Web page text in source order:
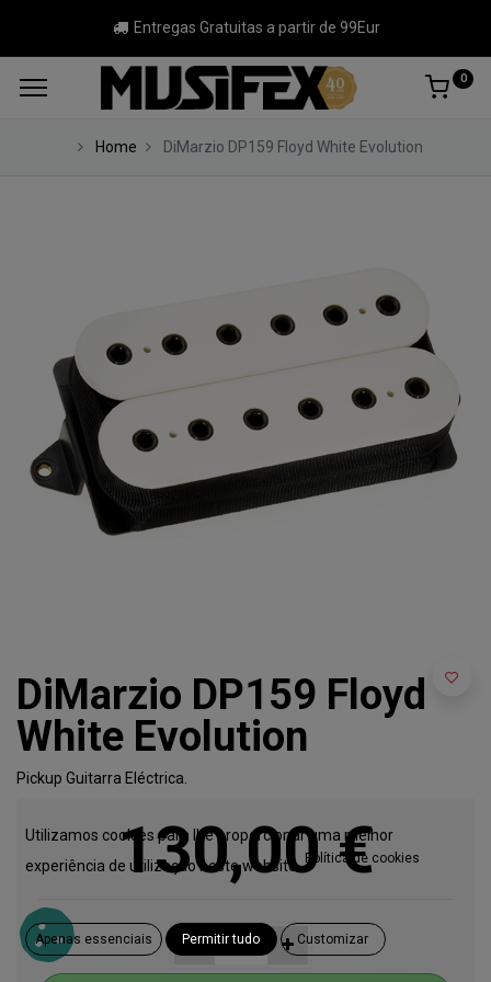
Entregas Gratuitas a partir de 99Eur
0
Home DiMarzio DP159 Floyd White Evolution
DiMarzio DP159 Floyd
White Evolution
Pickup Guitarra Eléctrica.
130,00€
Utilizamos cookies para lhe proporcionar uma melhor
experiência de utilização neste website. Política de cookies
Apenas essenciais Permitir tudo Customizar